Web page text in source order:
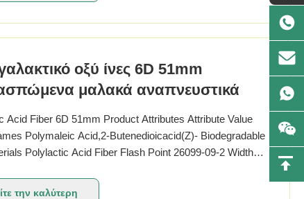
οξύ ίνες 6D 51mm
μαλακά αναπνευστικά
Acid Fiber 6D 51mm Product Attributes Attribute Value
Polymaleic Acid,2-Butenedioicacid(Z)- Biodegradable
Polylactic Acid Fiber Flash Point 26099-09-2 Width
Breathable Product Overview ...
την καλύτερη